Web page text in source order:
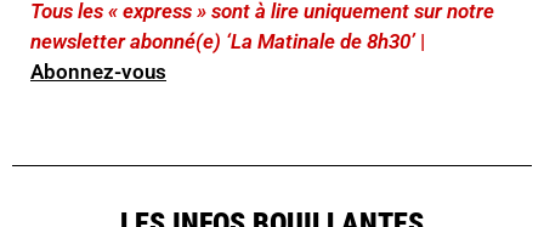
Tous les « express » sont à lire uniquement sur notre
newsletter abonné(e) ‘La Matinale de 8h30’ |
Abonnez-vous